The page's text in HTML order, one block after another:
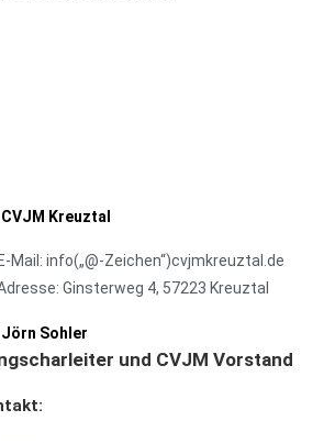
CVJM Kreuztal
E-Mail: info(„@-Zeichen“)cvjmkreuztal.de
Ginsterweg 4, 57223 Kreuztal
Jörn Sohler
und CVJM Vorstand